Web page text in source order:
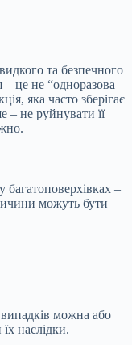
та безпечного
це не “одноразова
яка часто зберігає
– не руйнувати її
багатоповерхівках –
можуть бути
можна або
наслідки.